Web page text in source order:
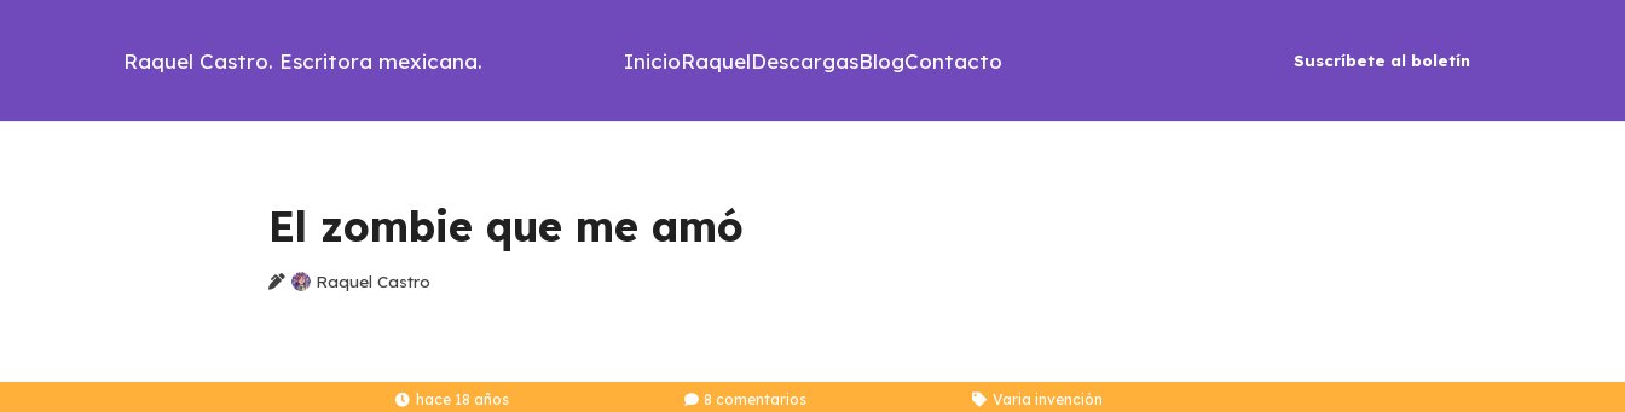
Raquel Castro. Escritora mexicana. InicioRaquelDescargasBlogContacto Suscríbete al boletín
El zombie que me amó
Raquel Castro
hace 18 años 8comentarios Varia invención